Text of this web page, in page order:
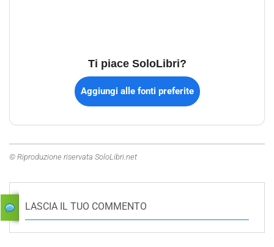
Ti piace SoloLibri?
Aggiungi alle fonti preferite
© Riproduzione riservata SoloLibri.net
LASCIA IL TUO COMMENTO